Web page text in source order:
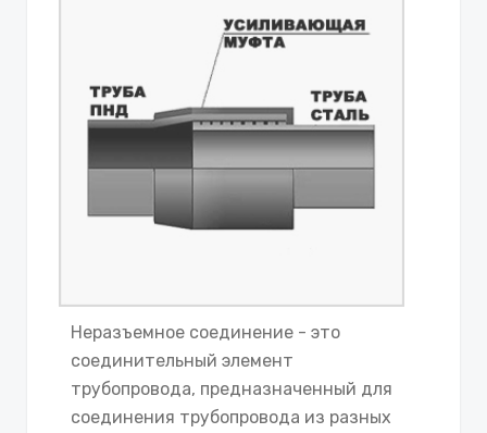
Неразъемное соединение - это
соединительный элемент
трубопровода, предназначенный для
соединения трубопровода из разных